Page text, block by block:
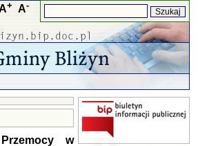
+ A-
w